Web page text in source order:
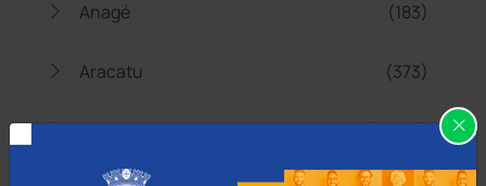
Anagé (183)
Aracatu (373)
Bahia (14546)